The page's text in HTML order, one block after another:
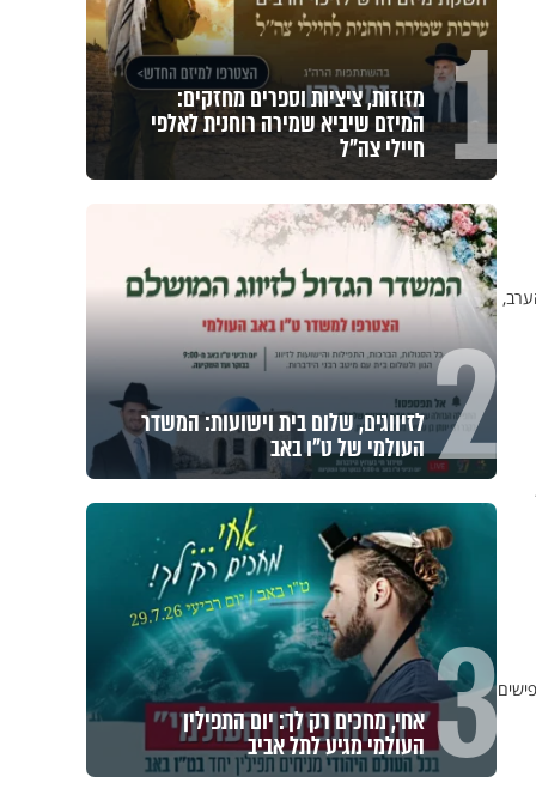
1 מזוזות, ציציות וספרים מחזקים:
המיזם שיביא שמירה רוחנית לאלפי
חיילי צה"ל
2 לזיווגים, שלום בית וישועות: המשדר
העולמי של ט"ו באב
3 אחי, מחכים רק לך: יום התפילין
העולמי מגיע לתל אביב